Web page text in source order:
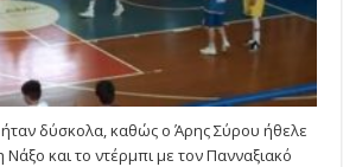
δύσκολα, καθώς ο Άρης Σύρου ήθελε
Νάξο και το ντέρμπι με τον Πανναξιακό